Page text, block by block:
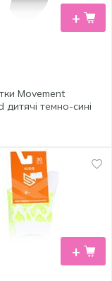
+
Movement
темно-сині
+